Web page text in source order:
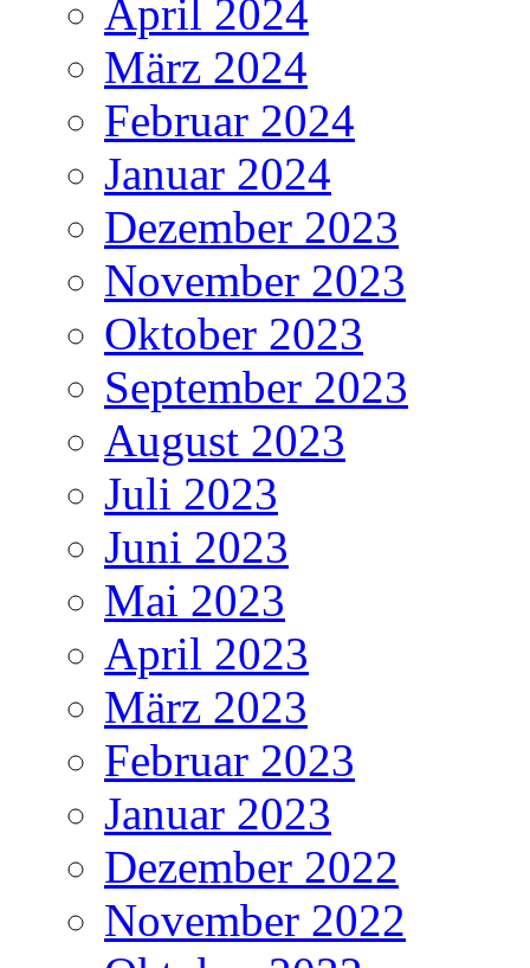
April 2024
März 2024
Februar 2024
Januar 2024
Dezember 2023
November 2023
Oktober 2023
September 2023
August 2023
Juli 2023
Juni 2023
Mai 2023
April 2023
März 2023
Februar 2023
Januar 2023
Dezember 2022
November 2022